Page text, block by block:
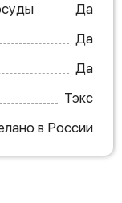
Да
Да
Да
Тэкс
в России